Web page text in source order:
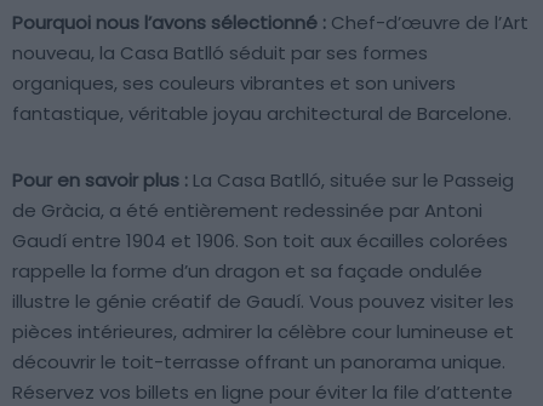
Pourquoi nous l’avons sélectionné : Chef-d’œuvre de l’Art
nouveau, la Casa Batlló séduit par ses formes
organiques, ses couleurs vibrantes et son univers
fantastique, véritable joyau architectural de Barcelone.
Pour en savoir plus : La Casa Batlló, située sur le Passeig
de Gràcia, a été entièrement redessinée par Antoni
Gaudí entre 1904 et 1906. Son toit aux écailles colorées
rappelle la forme d’un dragon et sa façade ondulée
illustre le génie créatif de Gaudí. Vous pouvez visiter les
pièces intérieures, admirer la célèbre cour lumineuse et
découvrir le toit-terrasse offrant un panorama unique.
Réservez vos billets en ligne pour éviter la file d’attente